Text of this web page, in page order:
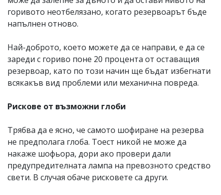
горивото неотбелязано, когато резервоарът бъде
напълнен отново.
Най-доброто, което можете да се направи, е да се
зареди с гориво поне 20 процента от оставащия
резервоар, като по този начин ще бъдат избегнати
всякакъв вид проблеми или механична повреда.
Рискове от възможни глоби
Трябва да е ясно, че самото шофиране на резерва
не предполага глоба. Тоест никой не може да
накаже шофьора, дори ако провери дали
предупредителната лампа на превозното средство
свети. В случая обаче рисковете са други.